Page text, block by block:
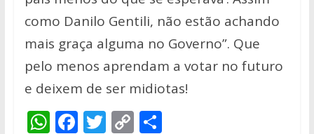
como Danilo Gentili, não estão achando
mais graça alguma no Governo”. Que
pelo menos aprendam a votar no futuro
e deixem de ser midiotas!
W F T C S